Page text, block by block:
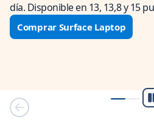
día. Disponible en 13, 13,8 y 15
Comprar Surface Laptop